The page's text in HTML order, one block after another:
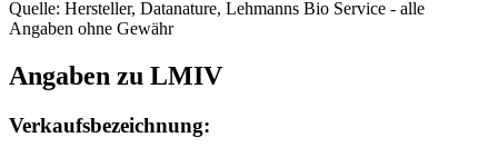
Quelle: Hersteller, Datanature, Lehmanns Bio Service - alle
Angaben ohne Gewähr
Angaben zu LMIV
Verkaufsbezeichnung: